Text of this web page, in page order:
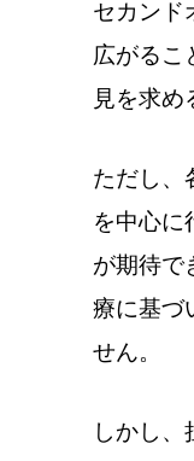
セカンド
広がるこ
見を求め
ただし、
を中心に
が期待で
療に基づ
せん。
しかし